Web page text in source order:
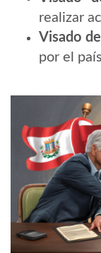
realizar
Visado
por el